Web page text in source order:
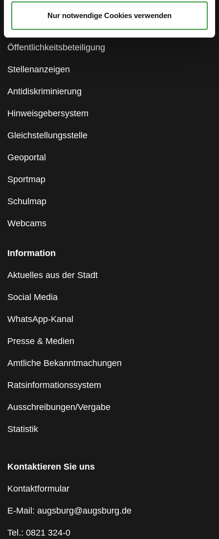
Nur notwendige Cookies verwenden
Öffentlichkeitsbeteiligung
Stellenanzeigen
Antidiskriminierung
Hinweisgebersystem
Gleichstellungsstelle
Geoportal
Sportmap
Schulmap
Webcams
Information
Aktuelles aus der Stadt
Social Media
WhatsApp-Kanal
Presse & Medien
Amtliche Bekanntmachungen
Ratsinformationssystem
Ausschreibungen/Vergabe
Statistik
Kontaktieren Sie uns
Kontaktformular
E-Mail: augsburg@augsburg.de
Tel.: 0821 324-0